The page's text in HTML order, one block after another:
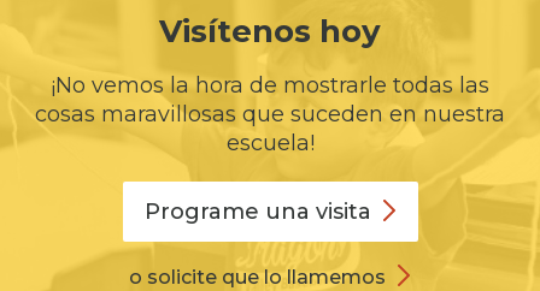
Visítenos hoy
¡No vemos la hora de mostrarle todas las
cosas maravillosas que suceden en nuestra
escuela!
Programe una visita
o solicite que lo llamemos